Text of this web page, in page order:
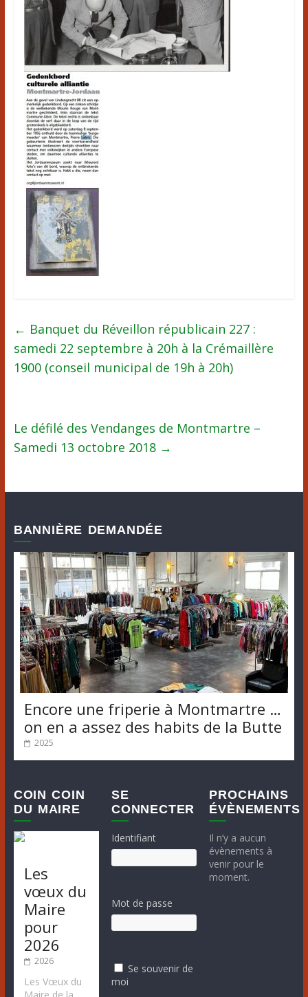
← Banquet du Réveillon républicain 227 :
samedi 22 septembre à 20h à la Crémaillère
1900 (conseil municipal de 19h à 20h)
Le défilé des Vendanges de Montmartre –
Samedi 13 octobre 2018 →
BANNIÈRE DEMANDÉE
Encore une friperie à Montmartre …
on en a assez des habits de la Butte
2025
COIN COIN
DU MAIRE
Les
vœux du
Maire
pour
2026
2026
Les Vœux du
SE
CONNECTER
Identifiant
Mot de passe
Se souvenir de
moi
PROCHAINS
ÉVÈNEMENTS
Il n’y a aucun
évènements à
venir pour le
moment.